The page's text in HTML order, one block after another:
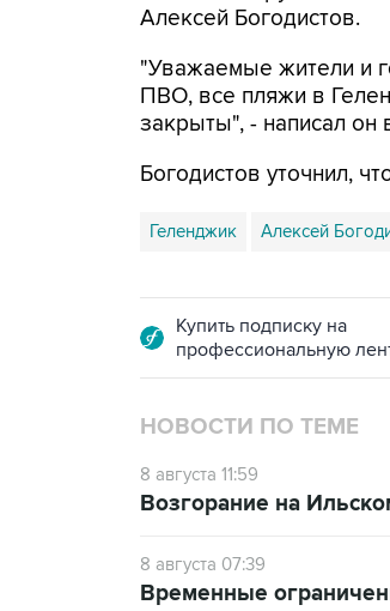
Алексей Богодистов.
"Уважаемые жители и
ПВО, все пляжи в
закрыты", - написал он
Богодистов уточнил,
Геленджик Алексей
Купить подписку на
профессиональную
НОВОСТИ ПО ТЕМЕ
8 августа 11:59
Возгорание на
8 августа 07:39
Временные